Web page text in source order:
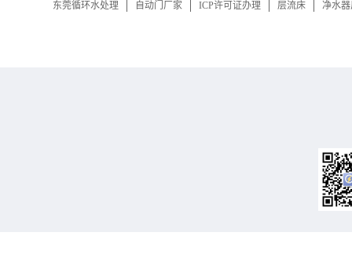
东莞循环水处理
自动门厂家 ICP许可证办理 层流床 净水